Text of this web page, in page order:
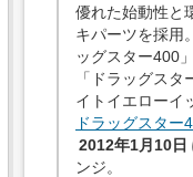
優れた始動性と
キパーツを採用
ッグスター400
「ドラッグス
イトイエローイ
ドラッグスター
2012年1月10日
ンジ。